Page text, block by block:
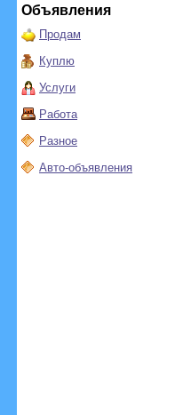
Объявления
Продам
Куплю
Услуги
Работа
Разное
Авто-объявления